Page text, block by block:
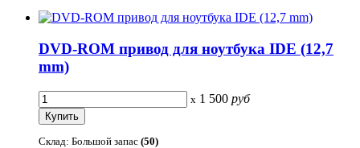
DVD-ROM привод для ноутбука IDE (12,7
mm)
x 1 500 руб
Склад: Большой запас (50)